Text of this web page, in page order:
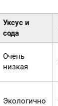
Уксус и
сода
Очень
низкая
Экологично